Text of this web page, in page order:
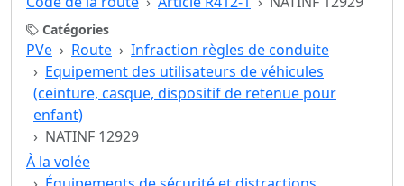
Catégories
PVe Route
Infraction règles de conduite
Equipement des utilisateurs de véhicules
(ceinture, casque, dispositif de retenue pour
enfant)
NATINF 12929
À la volée